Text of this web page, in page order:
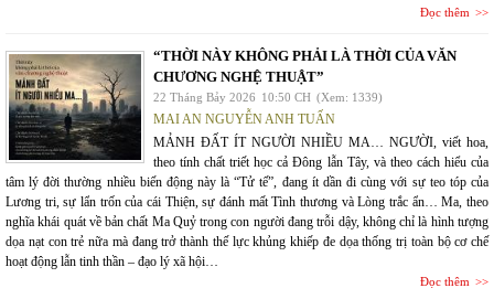
Đọc thêm
“THỜI NÀY KHÔNG PHẢI LÀ THỜI CỦA VĂN
CHƯƠNG NGHỆ THUẬT”
22 Tháng Bảy 2026 10:50 CH (Xem: 1339)
MAI AN NGUYỄN ANH TUẤN
MẢNH ĐẤT ÍT NGƯỜI NHIỀU MA… NGƯỜI, viết hoa,
theo tính chất triết học cả Đông lẫn Tây, và theo cách hiểu của
tâm lý đời thường nhiều biến động này là “Tử tế”, đang ít dần đi cùng với sự teo tóp của
Lương tri, sự lẩn trốn của cái Thiện, sự đánh mất Tình thương và Lòng trắc ẩn… Ma, theo
nghĩa khái quát về bản chất Ma Quỷ trong con người đang trỗi dậy, không chỉ là hình tượng
dọa nạt con trẻ nữa mà đang trở thành thế lực khủng khiếp đe dọa thống trị toàn bộ cơ chế
hoạt động lẫn tinh thần – đạo lý xã hội…
Đọc thêm